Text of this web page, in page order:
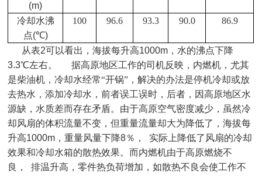
(m)
冷却水沸
点(℃)
100 96.6 93.3 90.0 86.9
从表2可以看出，海拔每升高1000m ，水的沸点下降
3.3℃左右。 据高原地区工作的司机反映，内燃机，尤其
是柴油机，冷却水经常“开锅”，解决的办法是停机冷却或放
去热水，添加冷却水，前者误工误时，后者，因高原地区水
源缺，水质差而存在矛盾。由于高原空气密度减少，虽然冷
却风扇的体积流量不变，但重量流量却大为降低了，海拔每
升高1000m ，重量风量下降8％， 实际上降低了风扇的冷却
效果和冷却水箱的散热效果。而内燃机由于高原燃烧不
良， 排温升高，零件热负荷增加，如散热不良会使工作不